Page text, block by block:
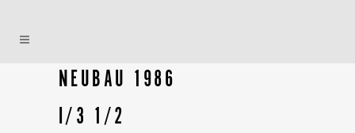
NEUBAU 1986
I/3 1/2